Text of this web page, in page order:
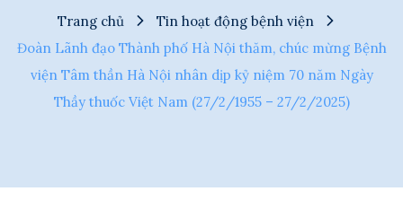
Trang chủ
Tin hoạt động bệnh viện
Đoàn Lãnh đạo Thành phố Hà Nội thăm, chúc mừng Bệnh
viện Tâm thần Hà Nội nhân dịp kỷ niệm 70 năm Ngày
Thầy thuốc Việt Nam (27/2/1955 – 27/2/2025)